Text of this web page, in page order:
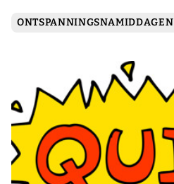
ONTSPANNINGSNAMIDDAGEN